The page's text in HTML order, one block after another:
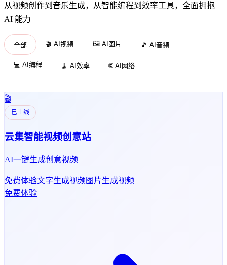
从视频创作到音乐生成，从智能编程到效率工具，全面拥抱
AI 能力
全部 🎬 AI视频 🖼️ AI图片 🎵 AI音频
💻 AI编程 🧹 AI效率 🌐 AI网络
🎬
已上线
云集智能视频创意站
AI一键生成创意视频
免费体验文字生成视频 图片生成视频
免费体验